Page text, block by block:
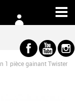
1 pièce gainant Twister